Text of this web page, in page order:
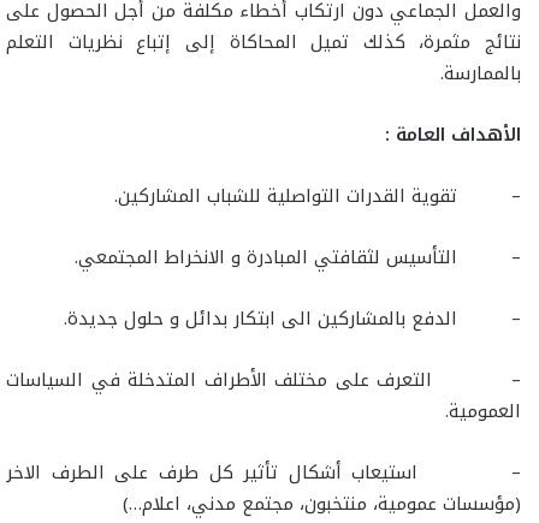
والعمل الجماعي دون ارتكاب أخطاء مكلفة من أجل الحصول على
نتائج مثمرة، كذلك تميل المحاكاة إلى إتباع نظريات التعلم
بالممارسة.
الأهداف العامة :
– تقوية القدرات التواصلية للشباب المشاركين.
– التأسيس لثقافتي المبادرة و الانخراط المجتمعي.
– الدفع بالمشاركين الى ابتكار بدائل و حلول جديدة.
– التعرف على مختلف الأطراف المتدخلة في السياسات
العمومية.
– استيعاب أشكال تأثير كل طرف على الطرف الاخر
(مؤسسات عمومية، منتخبون، مجتمع مدني، اعلام…)